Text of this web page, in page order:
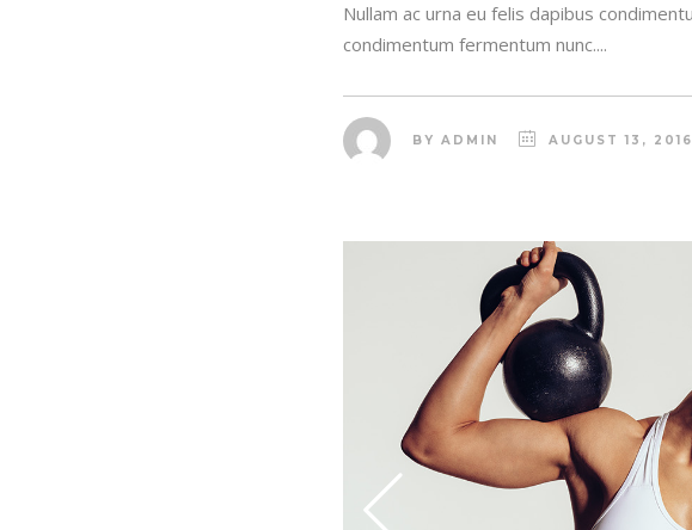
Nullam ac urna eu felis dapibus
condimentum fermentum nunc....
BY ADMIN AUGUST 13, 2016